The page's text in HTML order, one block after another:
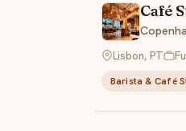
Café
Lisbon, PT
Barista & Café